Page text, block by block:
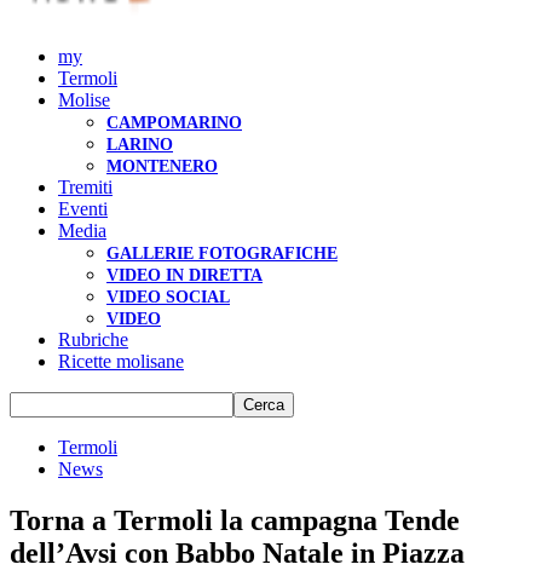
my
Termoli
Molise
CAMPOMARINO
LARINO
MONTENERO
Tremiti
Eventi
Media
GALLERIE FOTOGRAFICHE
VIDEO IN DIRETTA
VIDEO SOCIAL
VIDEO
Rubriche
Ricette molisane
Termoli
News
Torna a Termoli la campagna Tende
dell’Avsi con Babbo Natale in Piazza